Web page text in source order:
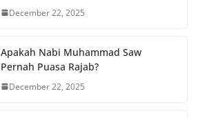
December 22, 2025
Apakah Nabi Muhammad Saw
Pernah Puasa Rajab?
December 22, 2025